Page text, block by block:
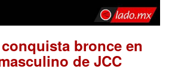
bronce en
de JCC